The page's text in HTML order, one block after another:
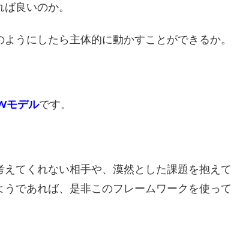
良いのか。
うにしたら主体的に動かすことができるか。
モデルです。
てくれない相手や、漠然とした課題を抱え
であれば、是非このフレームワークを使っ